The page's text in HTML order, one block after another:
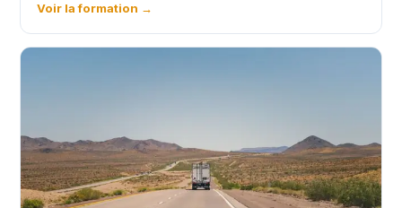
Voir la formation →